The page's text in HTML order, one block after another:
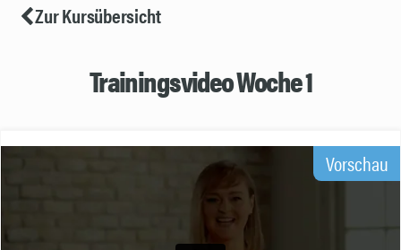
Zur Kursübersicht
Trainingsvideo Woche 1
Vorschau